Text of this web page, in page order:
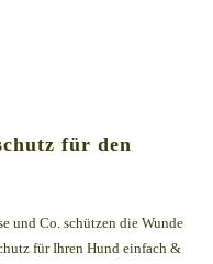
für den
und Co. schützen die Wunde
für Ihren Hund einfach &